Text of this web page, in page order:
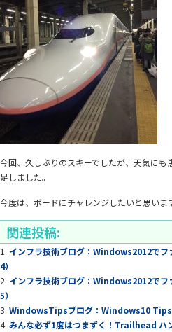
今回、久しぶりのスキーでしたが、天気に
足しました。
今度は、ボードにチャレンジしたいと思いま
関連投稿:
インフラ技術ブログ：Windows2012でフ
4）
インフラ技術ブログ：Windows2012でフ
5）
WindowsTipsブログ：Windows10 Tips
みんな必ず1度はつまずく！Trailhead ハ